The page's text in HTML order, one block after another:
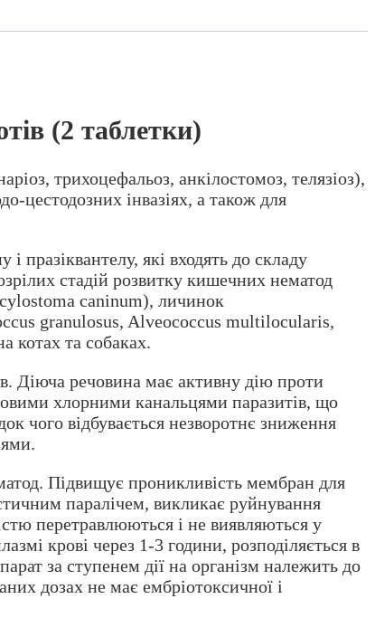
(2 таблетки)
трихоцефальоз, анкілостомоз, телязіоз),
цестодозних інвазіях, а також для
празіквантелу, які входять до складу
стадій розвитку кишечних нематод
caninum), личинок
granulosus, Alveococcus multilocularis,
та собаках.
Діюча речовина має активну дію проти
хлорними канальцями паразитів, що
чого відбувається незворотнє зниження
Підвищує проникливість мембран для
паралічем, викликає руйнування
перетравлюються і не виявляються у
крові через 1-3 години, розподіляється в
за ступенем дії на організм належить до
дозах не має ембріотоксичної і